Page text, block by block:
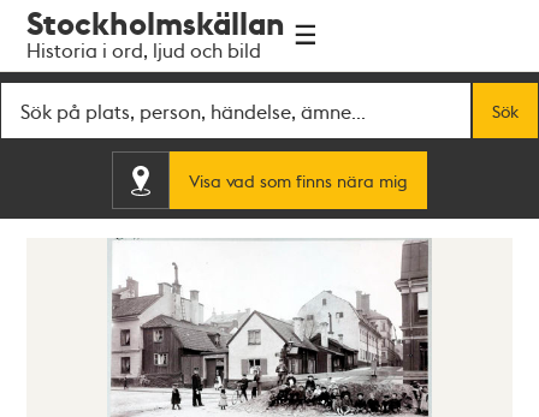
navigationen
huvudinnehållet
Stockholmskällan
Historia i ord, ljud och bild
Sök
Visa vad som finns nära mig